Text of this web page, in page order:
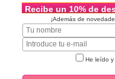
Recibe un 10% de
¡Además de
He leído y